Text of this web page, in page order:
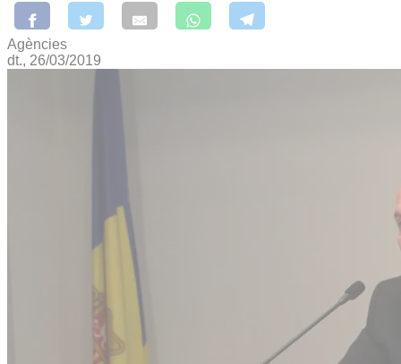
Agències
dt., 26/03/2019